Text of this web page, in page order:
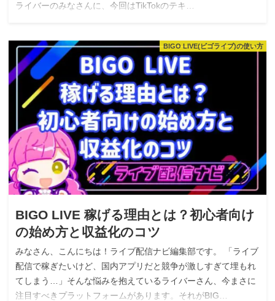
ライバーのみなさんに、今回はTikTokのテキ…
BIGO LIVE(ビゴライブ)の使い方
BIGO LIVE 稼げる理由とは？初心者向け
の始め方と収益化のコツ
みなさん、こんにちは！ライブ配信ナビ編集部です。 「ライブ
配信で稼ぎたいけど、国内アプリだと競争が激しすぎて埋もれ
てしまう…」そんな悩みを抱えているライバーさん、今まさに
注目すべきプラットフォームがあります。それがBIG…